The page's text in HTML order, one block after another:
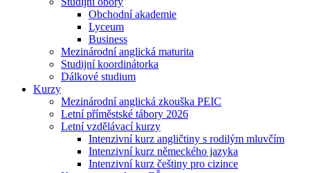
Obchodní akademie
Lyceum
Business
Mezinárodní anglická maturita
Studijní koordinátorka
Dálkové studium
Kurzy
Mezinárodní anglická zkouška PEIC
Letní příměstské tábory 2026
Letní vzdělávací kurzy
Intenzivní kurz angličtiny s rodilým mluvčím
Intenzivní kurz německého jazyka
Intenzivní kurz češtiny pro cizince